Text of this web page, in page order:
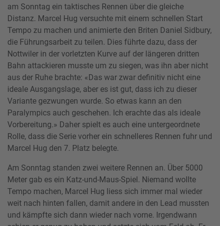
am Sonntag ein taktisches Rennen über die gleiche
Distanz. Marcel Hug versuchte mit einem schnellen Start
Tempo zu machen und animierte den Briten Daniel Sidbury,
die Führungsarbeit zu teilen. Dies führte dazu, dass der
Nottwiler in der vorletzten Kurve auf der längeren dritten
Bahn attackieren musste um zu siegen, was ihn aber nicht
aus der Ruhe brachte: «Das war zwar definitiv nicht eine
ideale Ausgangslage, aber es ist gut, dass ich zu dieser
Variante gezwungen wurde. So etwas kann an den
Paralympics auch geschehen. Ich erachte das als ideale
Vorbereitung.» Daher spielt es auch eine untergeordnete
Rolle, dass die Serie vorher ein schnelleres Rennen fuhr und
Marcel Hug den 7. Platz belegte.
Am Sonntag standen zwei weitere Rennen an. Über 5000
Meter gab es ein Katz-und-Maus-Spiel. Niemand wollte
Tempo machen, Marcel Hug liess sich immer mal wieder
weit nach hinten fallen, damit andere in den Lead mussten
und kämpfte sich dann wieder nach vorne. Irgendwann